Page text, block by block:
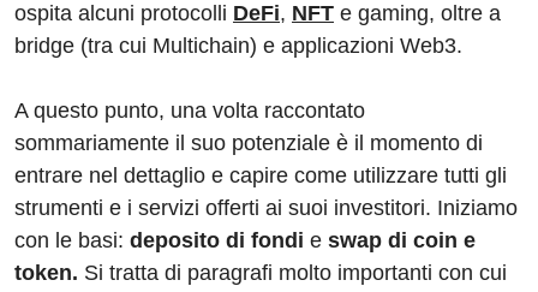
ospita alcuni protocolli DeFi, NFT e gaming, oltre a
bridge (tra cui Multichain) e applicazioni Web3.
A questo punto, una volta raccontato
sommariamente il suo potenziale è il momento di
entrare nel dettaglio e capire come utilizzare tutti gli
strumenti e i servizi offerti ai suoi investitori. Iniziamo
con le basi: deposito di fondi e swap di coin e
token. Si tratta di paragrafi molto importanti con cui